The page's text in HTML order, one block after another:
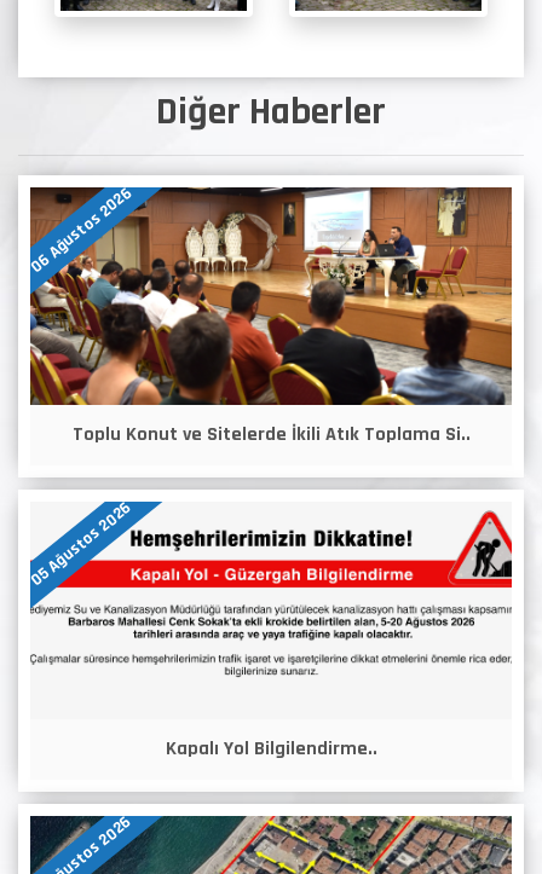
Diğer Haberler
06 Ağustos 2026
Toplu Konut ve Sitelerde İkili Atık Toplama Si..
05 Ağustos 2026
Kapalı Yol Bilgilendirme..